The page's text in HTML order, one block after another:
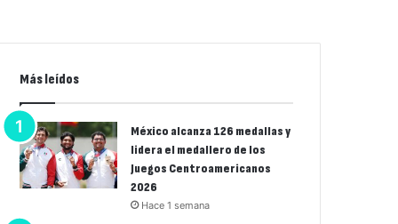
Más leídos
México alcanza 126 medallas y
lidera el medallero de los
Juegos Centroamericanos
2026
Hace 1 semana